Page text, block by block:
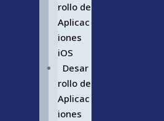
rollo de
Aplicac
iones
iOS
Desar
rollo de
Aplicac
iones